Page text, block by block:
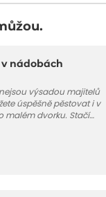
nádobách
výsadou majitelů
úspěšně pěstovat i v
malém dvorku. Stačí
vám poradíme, jak